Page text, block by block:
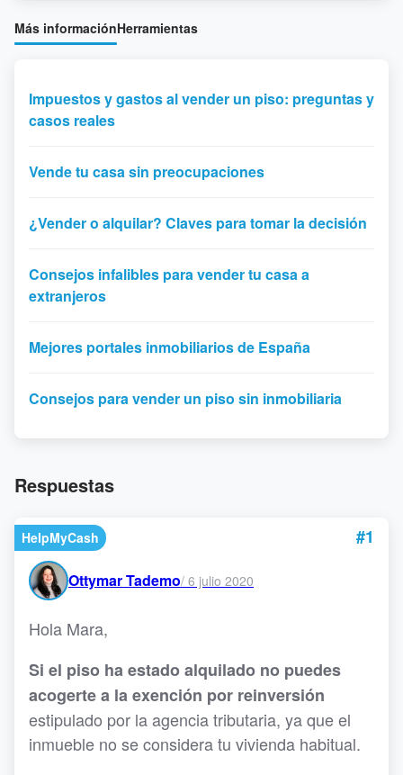
Más informaciónHerramientas
Impuestos y gastos al vender un piso: preguntas y
casos reales
Vende tu casa sin preocupaciones
¿Vender o alquilar? Claves para tomar la decisión
Consejos infalibles para vender tu casa a
extranjeros
Mejores portales inmobiliarios de España
Consejos para vender un piso sin inmobiliaria
Respuestas
HelpMyCash #1
Ottymar Tademo/ 6 julio 2020
Hola Mara,
Si el piso ha estado alquilado no puedes
acogerte a la exención por reinversión
estipulado por la agencia tributaria, ya que el
inmueble no se considera tu vivienda habitual.